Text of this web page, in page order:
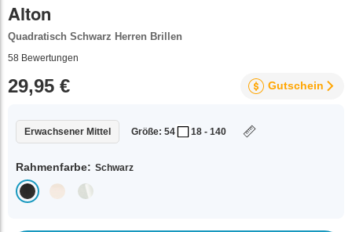
Alton
Quadratisch Schwarz Herren Brillen
58 Bewertungen
29,95 € Gutschein
Erwachsener Mittel Größe: 54 18 - 140
Rahmenfarbe: Schwarz